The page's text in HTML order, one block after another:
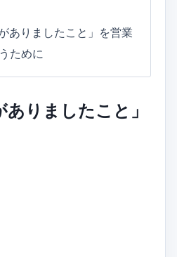
ありましたこと」を営業
ために
ありましたこと」